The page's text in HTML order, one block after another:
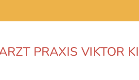
PRAXIS VIKTOR